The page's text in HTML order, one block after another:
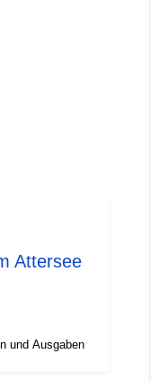
Attersee
und Ausgaben